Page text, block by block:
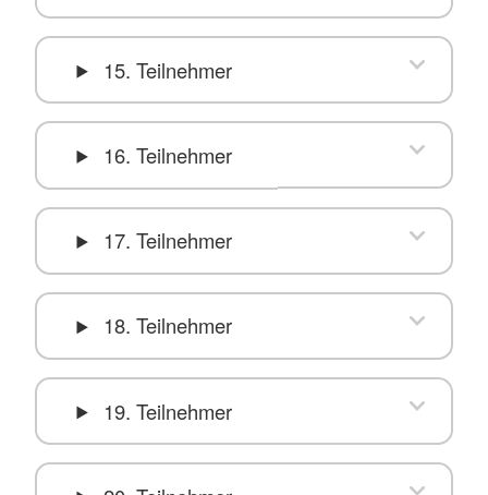
15. Teilnehmer
16. Teilnehmer
17. Teilnehmer
18. Teilnehmer
19. Teilnehmer